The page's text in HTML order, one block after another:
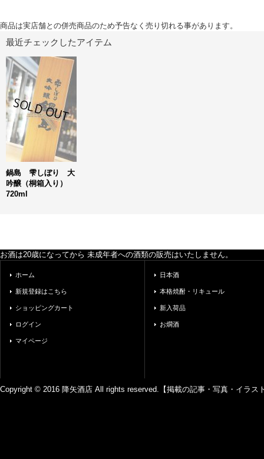
商品は実店舗との併売商品のため予告なく売り切れる事があります。
最近チェックしたアイテム
鍋島 雫しぼり 大
吟醸（桐箱入り）
720ml
お酒は20歳になってから 未成年者への酒類の販売はいたしません。
ホーム
新規登録はこちら
ショッピングカート
ログイン
マイページ
日本酒
本格焼酎・リキュール
新入荷品
お燗酒
Copyright © 2016 降矢酒店 All rights reserved.【掲載の記事・写真・イラス